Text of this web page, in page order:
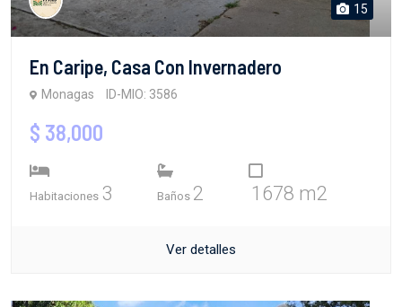
15
En Caripe, Casa Con Invernadero
Monagas ID-MIO: 3586
$ 38,000
Habitaciones 3 Baños 2 1678 m2
Ver detalles